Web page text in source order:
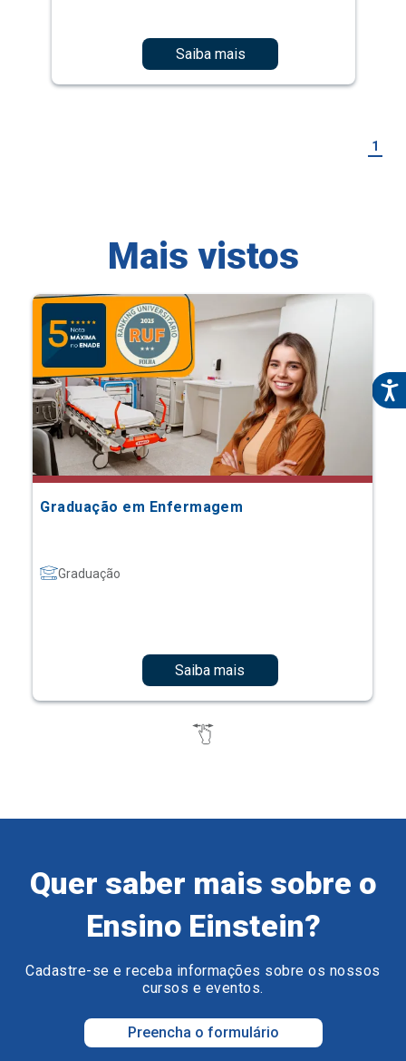
Saiba mais
1
Mais vistos
Graduação em Enfermagem
Graduação
Saiba mais
Quer saber mais sobre o
Ensino Einstein?
Cadastre-se e receba informações sobre os nossos
cursos e eventos.
Preencha o formulário